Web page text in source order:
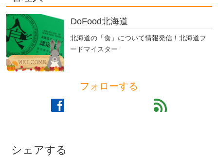
DoFood北海道
北海道の「食」について情報発信！北海道フ
ードマイスター
フォローする
facebook feed
シェアする